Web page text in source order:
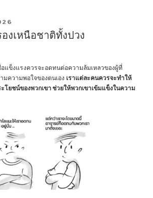
งเหนือชาติทั้งปวง
อแข็งแรงควรจะอดทนต่อความล้มเหลวของผู้ที่
ความพอใจของตนเอง เราแต่ละคนควรจะทำให้
โยชน์ของพวกเขา ช่วยให้พวกเขาเข้มแข็งในความ